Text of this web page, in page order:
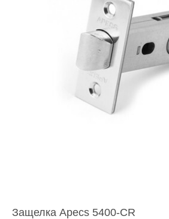
Защелка Аpecs 5400-СR